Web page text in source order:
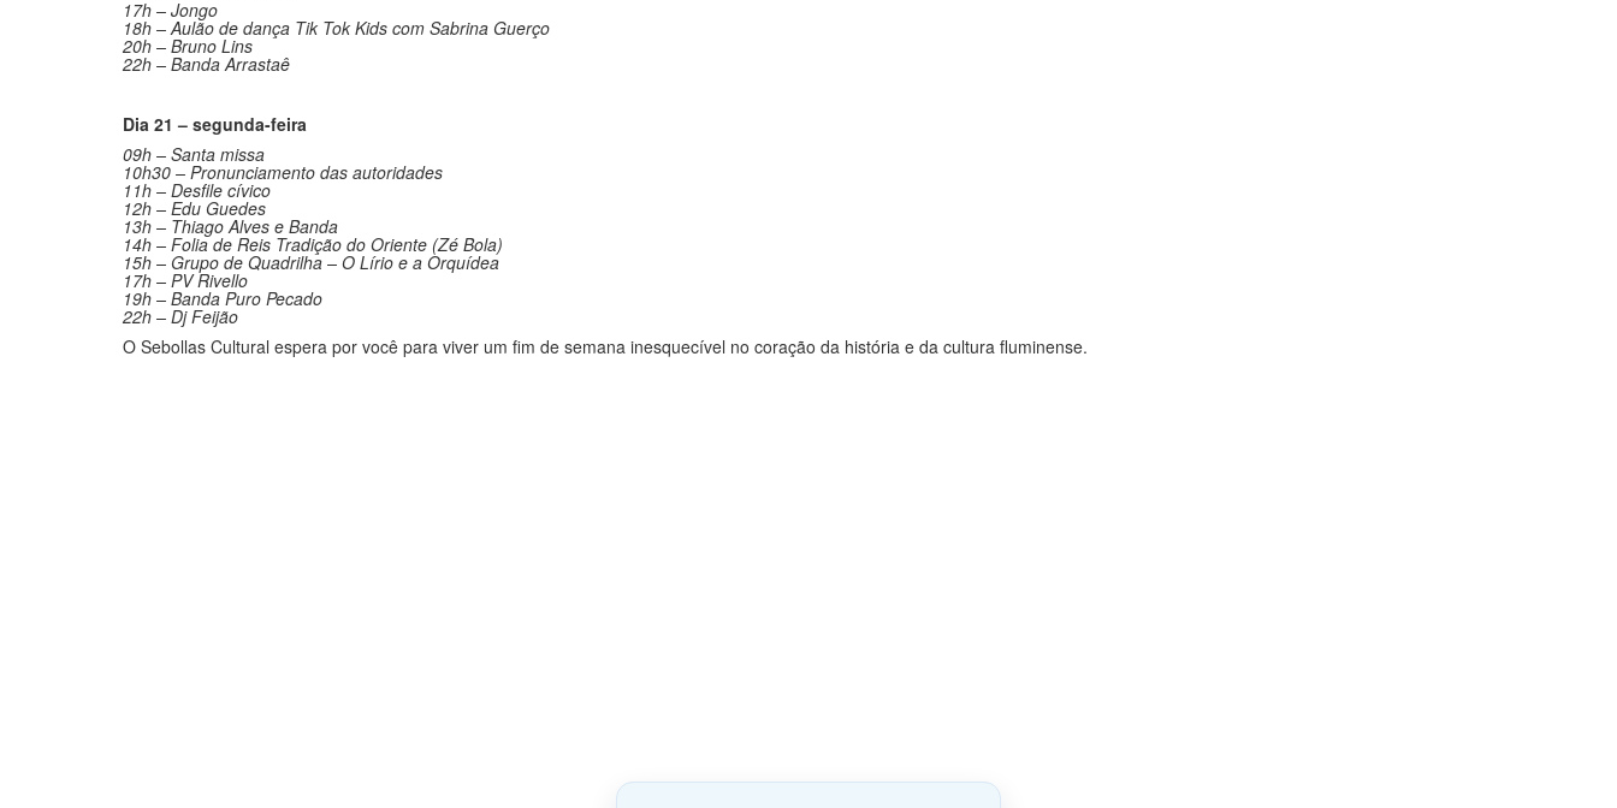
20h – Bruno Lins
22h – Banda Arrastaê
09h – Santa missa
10h30 – Pronunciamento das autoridades
11h – Desfile cívico
12h – Edu Guedes
13h – Thiago Alves e Banda
14h – Folia de Reis Tradição do Oriente (Zé Bola)
15h – Grupo de Quadrilha – O Lírio e a Orquídea
17h – PV Rivello
19h – Banda Puro Pecado
22h – Dj Feijão
O Sebollas Cultural espera por você para viver um fim de semana inesquecível no coração da história e da cultura fluminense.
Compartilhe!